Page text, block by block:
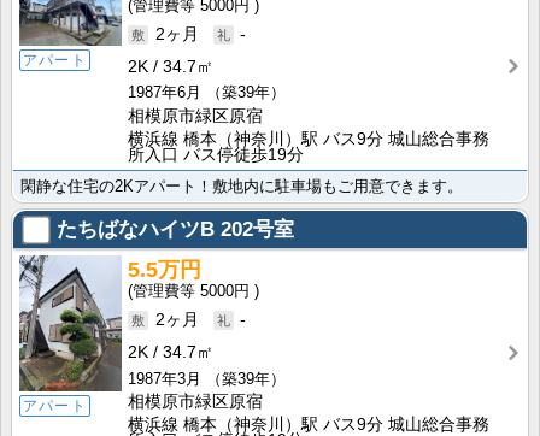
アパート
5000円
2ヶ月
-
2K
34.7㎡
1987年6月
（築39年）
相模原市緑区原宿
横浜線 橋本（神奈川）駅 バス9分 城山総合事務
所入口 バス停徒歩19分
閑静な住宅の2Kアパート！敷地内に駐車場もご用意できます。
たちばなハイツB 202号室
アパート
5.5万円
5000円
2ヶ月
-
2K
34.7㎡
1987年3月
（築39年）
相模原市緑区原宿
横浜線 橋本（神奈川）駅 バス9分 城山総合事務